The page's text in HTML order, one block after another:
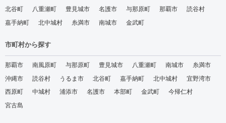
北谷町
八重瀬町 豊見城市 名護市 与那原町 那覇市
読谷村
嘉手納町
北中城村 糸満市 南城市 金武町
市町村から探す
那覇市 南風原町 与那原町 豊見城市 八重瀬町 南城市
糸満市
沖縄市
読谷村 うるま市 北谷町 嘉手納町 北中城村
宜野湾市
西原町
中城村 浦添市 名護市 本部町 金武町
今帰仁村
宮古島